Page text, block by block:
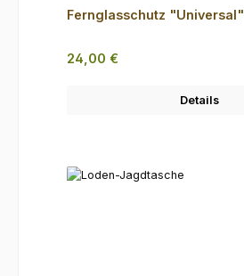
Fernglasschutz "Universal"
Regulärer Preis:
24,00 €
Details